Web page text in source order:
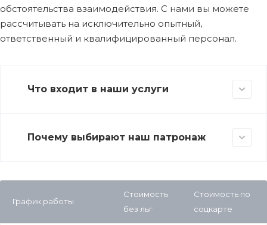
обстоятельства взаимодействия. С нами вы можете
рассчитывать на исключительно опытный,
ответственный и квалифицированный персонал.
Что входит в наши услуги
Почему выбирают наш патронаж
График работы
Стоимость
без льг
Стоимость по
соцкарте